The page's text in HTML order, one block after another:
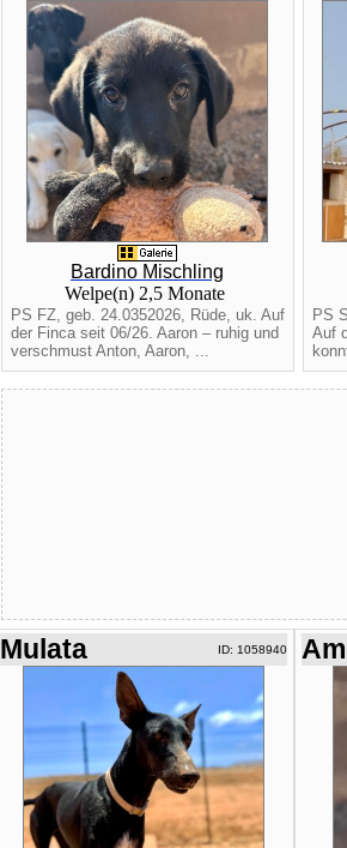
Bardino Mischling
Welpe(n) 2,5 Monate
PS FZ, geb. 24.0352026, Rüde, uk. Auf
der Finca seit 06/26. Aaron – ruhig und
verschmust Anton, Aaron, ...
PS
Auf
Mulata ID: 1058940